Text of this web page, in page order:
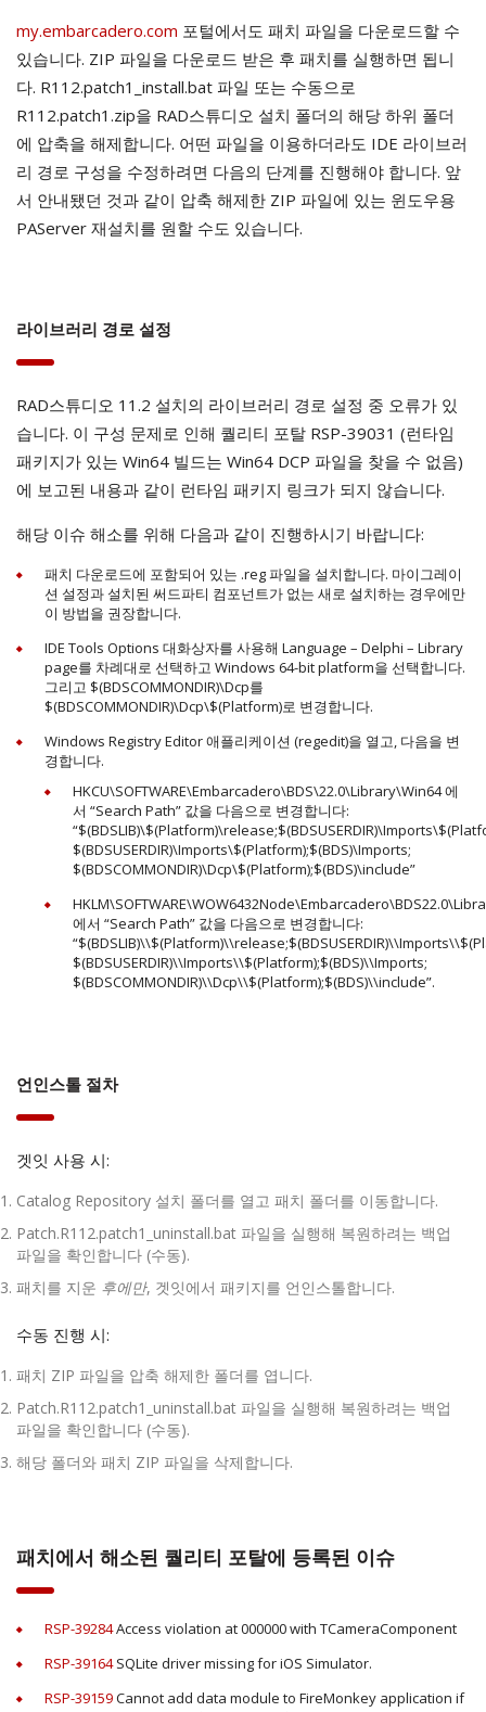
my.embarcadero.com 포털에서도 패치 파일을 다운로드할 수
있습니다. ZIP 파일을 다운로드 받은 후 패치를 실행하면 됩니
다. R112.patch1_install.bat 파일 또는 수동으로
R112.patch1.zip을 RAD스튜디오 설치 폴더의 해당 하위 폴더
에 압축을 해제합니다. 어떤 파일을 이용하더라도 IDE 라이브러
리 경로 구성을 수정하려면 다음의 단계를 진행해야 합니다. 앞
서 안내됐던 것과 같이 압축 해제한 ZIP 파일에 있는 윈도우용
PAServer 재설치를 원할 수도 있습니다.
라이브러리 경로 설정
RAD스튜디오 11.2 설치의 라이브러리 경로 설정 중 오류가 있
습니다. 이 구성 문제로 인해 퀄리티 포탈 RSP-39031 (런타임
패키지가 있는 Win64 빌드는 Win64 DCP 파일을 찾을 수 없음)
에 보고된 내용과 같이 런타임 패키지 링크가 되지 않습니다.
해당 이슈 해소를 위해 다음과 같이 진행하시기 바랍니다:
패치 다운로드에 포함되어 있는 .reg 파일을 설치합니다. 마이그레이
션 설정과 설치된 써드파티 컴포넌트가 없는 새로 설치하는 경우에만
이 방법을 권장합니다.
IDE Tools Options 대화상자를 사용해 Language – Delphi – Library
page를 차례대로 선택하고 Windows 64-bit platform을 선택합니다.
그리고 $(BDSCOMMONDIR)\Dcp를
$(BDSCOMMONDIR)\Dcp\$(Platform)로 변경합니다.
Windows Registry Editor 애플리케이션 (regedit)을 열고, 다음을 변
경합니다.
HKCU\SOFTWARE\Embarcadero\BDS\22.0\Library\Win64 에
서 “Search Path” 값을 다음으로 변경합니다:
$(BDSUSERDIR)\Imports\$(Platform);$(BDS)\Imports;
$(BDSCOMMONDIR)\Dcp\$(Platform);$(BDS)\include”
에서 “Search Path” 값을 다음으로 변경합니다:
$(BDSUSERDIR)\\Imports\\$(Platform);$(BDS)\\Imports;
$(BDSCOMMONDIR)\\Dcp\\$(Platform);$(BDS)\\include”.
언인스톨 절차
겟잇 사용 시:
Catalog Repository 설치 폴더를 열고 패치 폴더를 이동합니다.
Patch.R112.patch1_uninstall.bat 파일을 실행해 복원하려는 백업
파일을 확인합니다 (수동).
패치를 지운 후에만, 겟잇에서 패키지를 언인스톨합니다.
수동 진행 시:
패치 ZIP 파일을 압축 해제한 폴더를 엽니다.
Patch.R112.patch1_uninstall.bat 파일을 실행해 복원하려는 백업
파일을 확인합니다 (수동).
해당 폴더와 패치 ZIP 파일을 삭제합니다.
패치에서 해소된 퀄리티 포탈에 등록된 이슈
RSP-39284Access violation at 000000 with TCameraComponent
RSP-39164SQLite driver missing for iOS Simulator.
RSP-39159Cannot add data module to FireMonkey application if